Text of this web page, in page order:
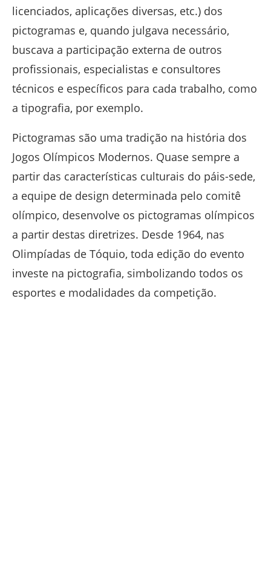
licenciados, aplicações diversas, etc.) dos
pictogramas e, quando julgava necessário,
buscava a participação externa de outros
profissionais, especialistas e consultores
técnicos e específicos para cada trabalho, como
a tipografia, por exemplo.
Pictogramas são uma tradição na história dos
Jogos Olímpicos Modernos. Quase sempre a
partir das características culturais do páis-sede,
a equipe de design determinada pelo comitê
olímpico, desenvolve os pictogramas olímpicos
a partir destas diretrizes. Desde 1964, nas
Olimpíadas de Tóquio, toda edição do evento
investe na pictografia, simbolizando todos os
esportes e modalidades da competição.